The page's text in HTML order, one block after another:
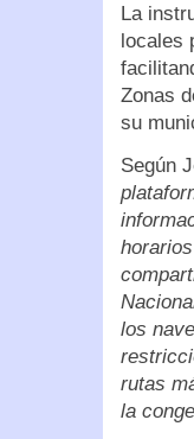
La
locales
Zonas
su
Según
los
rutas
la